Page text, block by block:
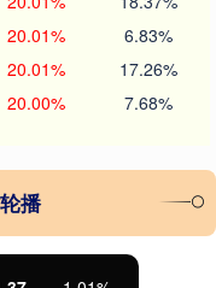
20.01% 6.83%
20.01% 17.26%
20.00% 7.68%
播